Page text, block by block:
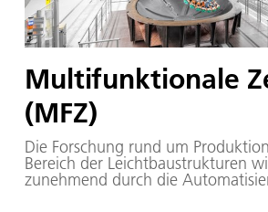
Multifunktionale
(MFZ)
Die Forschung rund um
Bereich der Leichtbaustrukturen
zunehmend durch die